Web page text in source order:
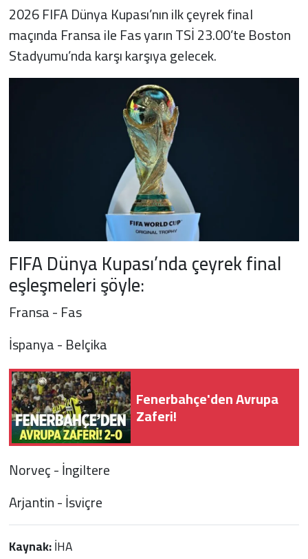
2026 FIFA Dünya Kupası’nın ilk çeyrek final
maçında Fransa ile Fas yarın TSİ 23.00’te Boston
Stadyumu’nda karşı karşıya gelecek.
FIFA Dünya Kupası’nda çeyrek final
eşleşmeleri şöyle:
Fransa - Fas
İspanya - Belçika
Fenerbahçe'den Avrupa
Zaferi!
Norveç - İngiltere
Arjantin - İsviçre
Kaynak:İHA